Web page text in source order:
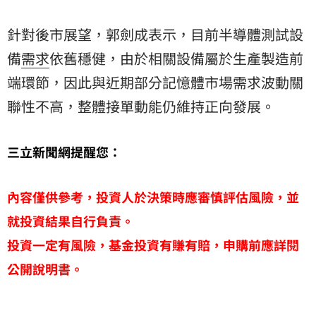
針對後市展望，郭劍成表示，目前半導體測試設
備需求依舊穩健，由於相關設備屬於生產製造前
端環節，因此與近期部分記憶體市場需求波動關
聯性不高，整體接單動能仍維持正向發展。
三立新聞網提醒您：
內容僅供參考，投資人於決策時應審慎評估風險，並
就投資結果自行負責。
投資一定有風險，基金投資有賺有賠，申購前應詳閱
公開說明書。